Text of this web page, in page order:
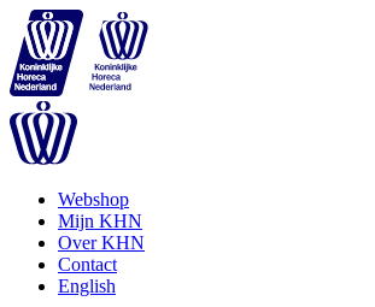
Webshop
Mijn KHN
Over KHN
Contact
English